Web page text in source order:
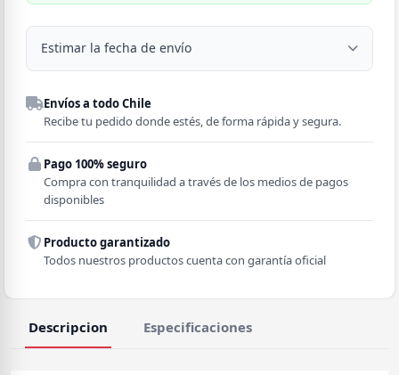
Estimar la fecha de envío
Despacho a domicilio
Región
Comuna
Envíos a todo Chile
Recibe tu pedido donde estés, de forma rápida y segura.
Pago 100% seguro
Compra con tranquilidad a través de los medios de pagos
disponibles
Producto garantizado
Todos nuestros productos cuenta con garantía oficial
Descripcion Especificaciones